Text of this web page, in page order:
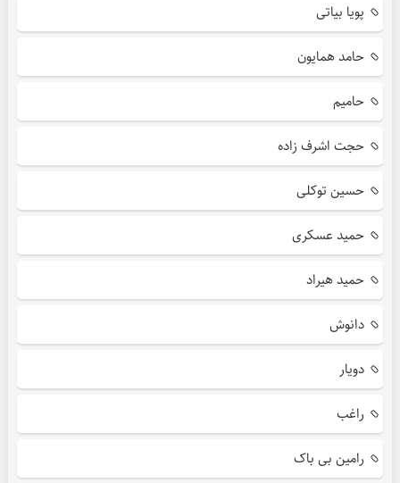
پویا بیاتی
حامد همایون
حامیم
حجت اشرف زاده
حسین توکلی
حمید عسکری
حمید هیراد
دانوش
دویار
راغب
رامین بی باک